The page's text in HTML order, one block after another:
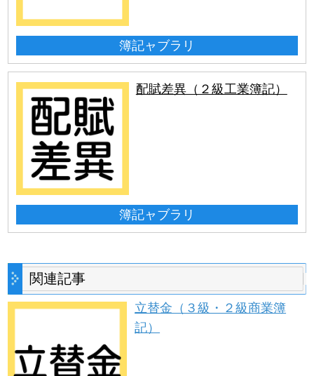
簿記ャブラリ
配賦差異（２級工業簿記）
簿記ャブラリ
関連記事
立替金（３級・２級商業簿
記）